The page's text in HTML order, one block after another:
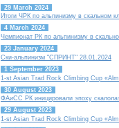
29 March 2024
Итоги ЧРК по альпинизму в скальном
4 March 2024
Чемпионат РК по альпинизму в
23 January 2024
Ски-альпинизм "СПРИНТ" 28.01.2024
1 September 2023
1-st Asian Trad Rock Climbing Cup
30 August 2023
ФАиСС РК иницировали эпоху
29 August 2023
1-st Asian Trad Rock Climbing Cup